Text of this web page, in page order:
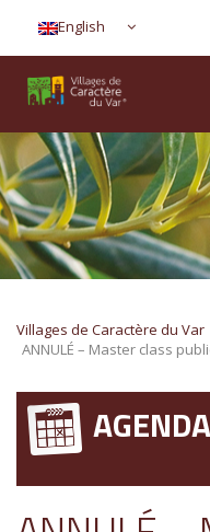
English
Villages de Caractère du Var
ANNULÉ – Master class
AGENDA